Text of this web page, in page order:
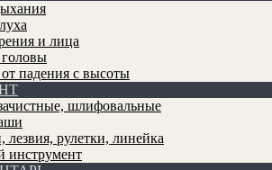
и лица
падения с высоты
шлифовальные
рулетки, линейка
инструмент